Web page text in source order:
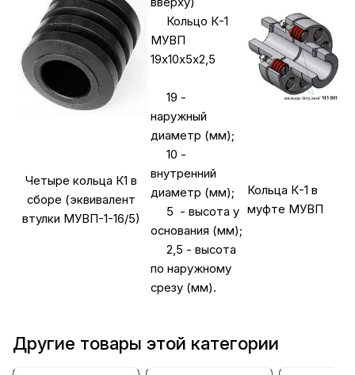
Четыре кольца К1 в
сборе (эквивалент
втулки МУВП-1-16/5)
Кольцо К-1
МУВП
19х10х5х2,5
19 -
наружный
диаметр (мм);
10 -
внутренний
диаметр (мм);
5 - высота у
основания (мм);
2,5 - высота
по наружному
срезу (мм).
Кольца К-1 в
муфте МУВП
Другие товары этой категории